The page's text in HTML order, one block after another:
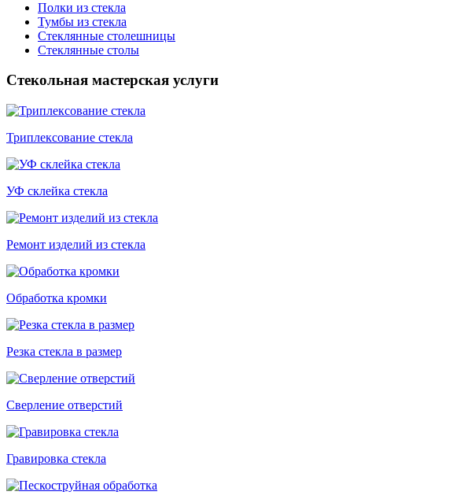
Полки из стекла
Тумбы из стекла
Стеклянные столешницы
Стеклянные столы
Стекольная мастерская услуги
Триплексование стекла
УФ склейка стекла
Ремонт изделий из стекла
Обработка кромки
Резка стекла в размер
Сверление отверстий
Гравировка стекла